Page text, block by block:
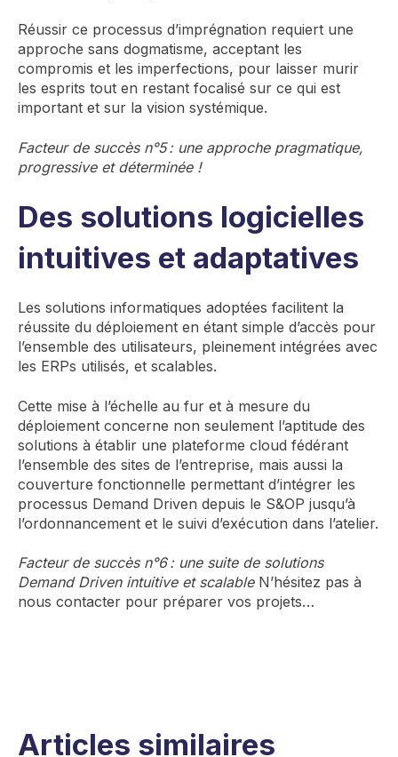
Réussir ce processus d’imprégnation requiert une
approche sans dogmatisme, acceptant les
compromis et les imperfections, pour laisser murir
les esprits tout en restant focalisé sur ce qui est
important et sur la vision systémique.
Facteur de succès n°5 : une approche pragmatique,
progressive et déterminée !
Des solutions logicielles
intuitives et adaptatives
Les solutions informatiques adoptées facilitent la
réussite du déploiement en étant simple d’accès pour
l’ensemble des utilisateurs, pleinement intégrées avec
les ERPs utilisés, et scalables.
Cette mise à l’échelle au fur et à mesure du
déploiement concerne non seulement l’aptitude des
solutions à établir une plateforme cloud fédérant
l’ensemble des sites de l’entreprise, mais aussi la
couverture fonctionnelle permettant d’intégrer les
processus Demand Driven depuis le S&OP jusqu’à
l’ordonnancement et le suivi d’exécution dans l’atelier.
Facteur de succès n°6 : une suite de solutions
Demand Driven intuitive et scalableN’hésitez pas à
nous contacter pour préparer vos projets…
Articles similaires